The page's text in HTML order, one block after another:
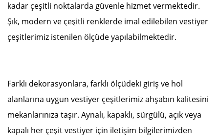
kadar çeşitli noktalarda güvenle hizmet vermektedir.
Şık, modern ve çeşitli renklerde imal edilebilen vestiyer
çeşitlerimiz istenilen ölçüde yapılabilmektedir.
Farklı dekorasyonlara, farklı ölçüdeki giriş ve hol
alanlarına uygun vestiyer çeşitlerimiz ahşabın kalitesini
mekanlarınıza taşır. Aynalı, kapaklı, sürgülü, açık veya
kapalı her çeşit vestiyer için iletişim bilgilerimizden